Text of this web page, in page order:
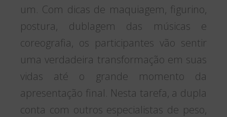
um. Com dicas de maquiagem, figurino,
postura, dublagem das músicas e
coreografia, os participantes vão sentir
uma verdadeira transformação em suas
vidas até o grande momento da
apresentação final. Nesta tarefa, a dupla
conta com outros especialistas de peso,